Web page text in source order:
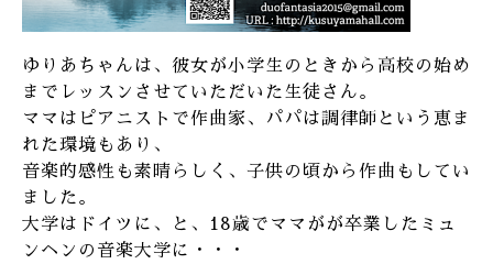
ゆりあちゃんは、彼女が小学生のときから高校の始め
までレッスンさせていただいた生徒さん。
ママはピアニストで作曲家、パパは調律師という恵ま
れた環境もあり、
音楽的感性も素晴らしく、子供の頃から作曲もしてい
ました。
大学はドイツに、と、18歳でママがが卒業したミュ
ンヘンの音楽大学に・・・